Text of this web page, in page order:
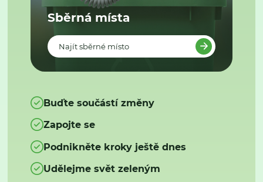
Sběrná místa
Najít sběrné místo
Buďte součástí změny
Zapojte se
Podnikněte kroky ještě dnes
Udělejme svět zeleným